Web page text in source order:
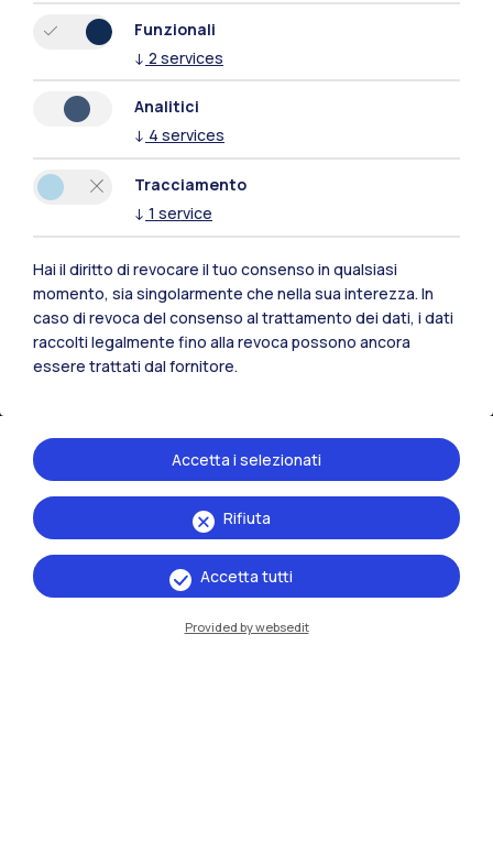
Milano Leonardo
Milano Bovisa
Lecco
Mantova
Piacenza
Xi'an
Funzionali
↓ 2 services
Analitici
↓ 4 services
Tracciamento
↓ 1 service
Hai il diritto di revocare il tuo consenso in qualsiasi
momento, sia singolarmente che nella sua interezza. In
caso di revoca del consenso al trattamento dei dati, i dati
raccolti legalmente fino alla revoca possono ancora
essere trattati dal fornitore.
Rifiuta
Accetta i selezionati
Accetta tutti
Provided by websedit